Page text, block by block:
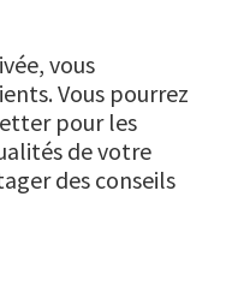
vous
Vous pourrez
pour les
de votre
des conseils